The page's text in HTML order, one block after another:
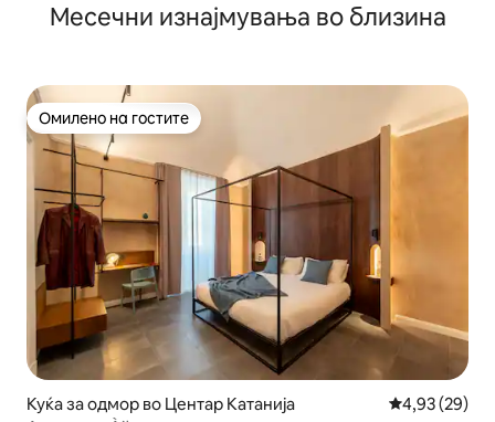
Месечни изнајмувања во близина
Омилено на гостите
Омилено на гостите
Куќа за одмор во Центар Катанија Просечна
4,93 (29)